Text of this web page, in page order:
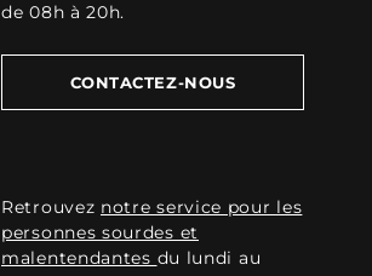
de 08h à 20h.
CONTACTEZ-NOUS
Retrouvez notre service pour les
personnes sourdes et
malentendantes du lundi au